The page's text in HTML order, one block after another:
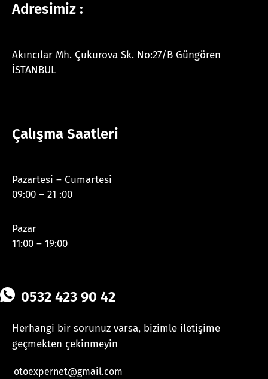
Adresimiz :
Akıncılar Mh. Çukurova Sk. No:27/B Güngören
İSTANBUL
Çalışma Saatleri
Pazartesi – Cumartesi
09:00 – 21 :00
Pazar
11:00 – 19:00
0532 423 90 42
Herhangi bir sorunuz varsa, bizimle iletişime
geçmekten çekinmeyin
otoexpernet@gmail.com